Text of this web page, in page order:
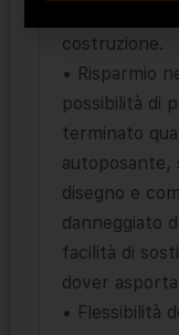
costruzione.
• Risparmio
possibilità di
terminato
autoposante,
disegno e
danneggiato
facilità di
dover
• Flessibilità